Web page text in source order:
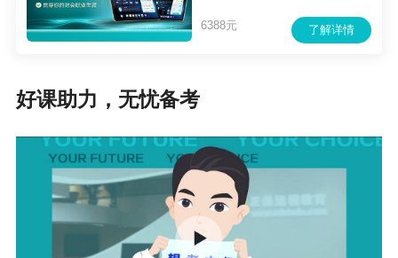
以下是正保会计网校中级会计职称打卡活动学习
计划，想学习知识就微信扫描上方小程序码及社
群二维码吧！
2020年中级会计职称《中级会计实务》3月打卡
了解详情
6388元
好课助力，无忧备考